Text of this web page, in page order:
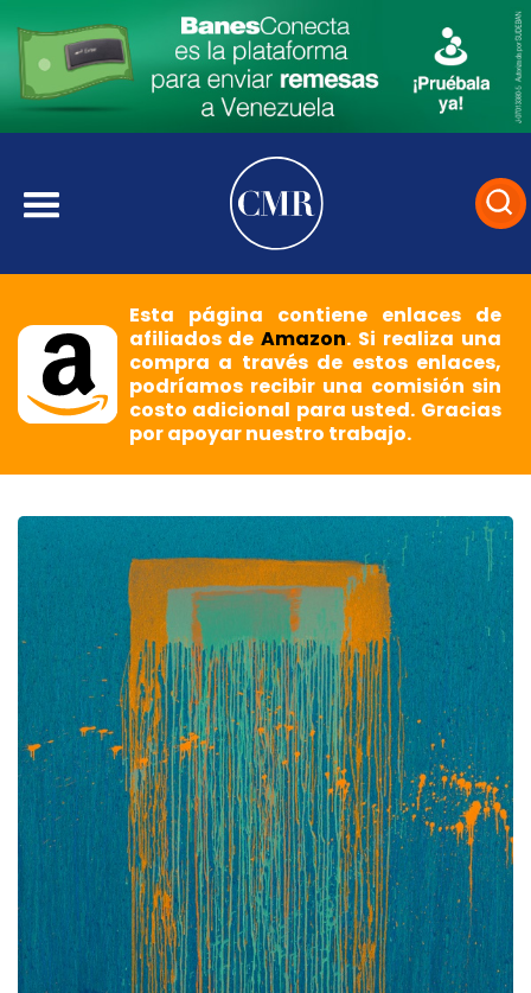
Esta página contiene enlaces de
afiliados deAmazon. Si realiza una
compra a través de estos enlaces,
podríamos recibir una comisión sin
costo adicional para usted. Gracias
por apoyar nuestro trabajo.